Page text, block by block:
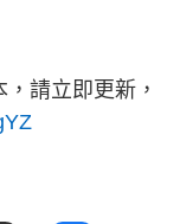
請立即更新，